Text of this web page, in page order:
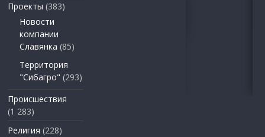
Проекты (383)
Новости
компании
Славянка (85)
Территория
"Сибагро" (293)
Происшествия
(1 283)
Религия (228)